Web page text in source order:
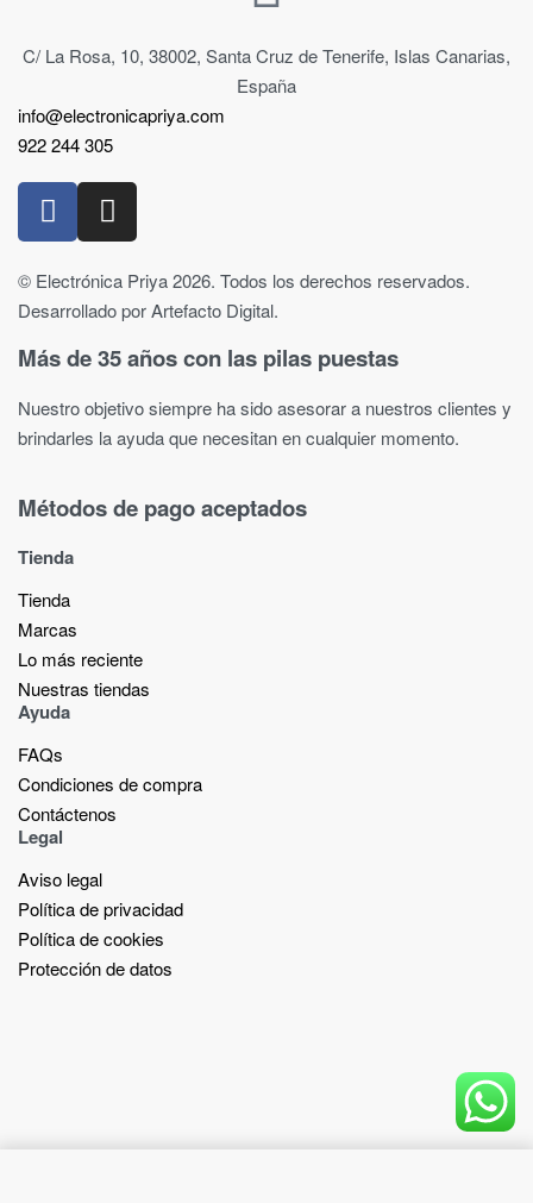
C/ La Rosa, 10, 38002, Santa Cruz de Tenerife, Islas Canarias,
España
info@electronicapriya.com
922 244 305
© Electrónica Priya 2026. Todos los derechos reservados.
Desarrollado por Artefacto Digital.
Más de 35 años con las pilas puestas
Nuestro objetivo siempre ha sido asesorar a nuestros clientes y
brindarles la ayuda que necesitan en cualquier momento.
Métodos de pago aceptados
Tienda
Tienda
Marcas
Lo más reciente​
Nuestras tiendas​
Ayuda
FAQs
Condiciones de compra
Contáctenos
Legal
Aviso legal
Política de privacidad
Política de cookies
Protección de datos